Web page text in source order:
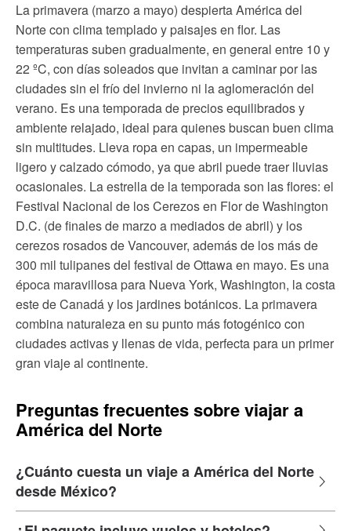
La primavera (marzo a mayo) despierta América del
Norte con clima templado y paisajes en flor. Las
temperaturas suben gradualmente, en general entre 10 y
22 ºC, con días soleados que invitan a caminar por las
ciudades sin el frío del invierno ni la aglomeración del
verano. Es una temporada de precios equilibrados y
ambiente relajado, ideal para quienes buscan buen clima
sin multitudes. Lleva ropa en capas, un impermeable
ligero y calzado cómodo, ya que abril puede traer lluvias
ocasionales. La estrella de la temporada son las flores: el
Festival Nacional de los Cerezos en Flor de Washington
D.C. (de finales de marzo a mediados de abril) y los
cerezos rosados de Vancouver, además de los más de
300 mil tulipanes del festival de Ottawa en mayo. Es una
época maravillosa para Nueva York, Washington, la costa
este de Canadá y los jardines botánicos. La primavera
combina naturaleza en su punto más fotogénico con
ciudades activas y llenas de vida, perfecta para un primer
gran viaje al continente.
Preguntas frecuentes sobre viajar a
América del Norte
¿Cuánto cuesta un viaje a América del Norte
desde México?